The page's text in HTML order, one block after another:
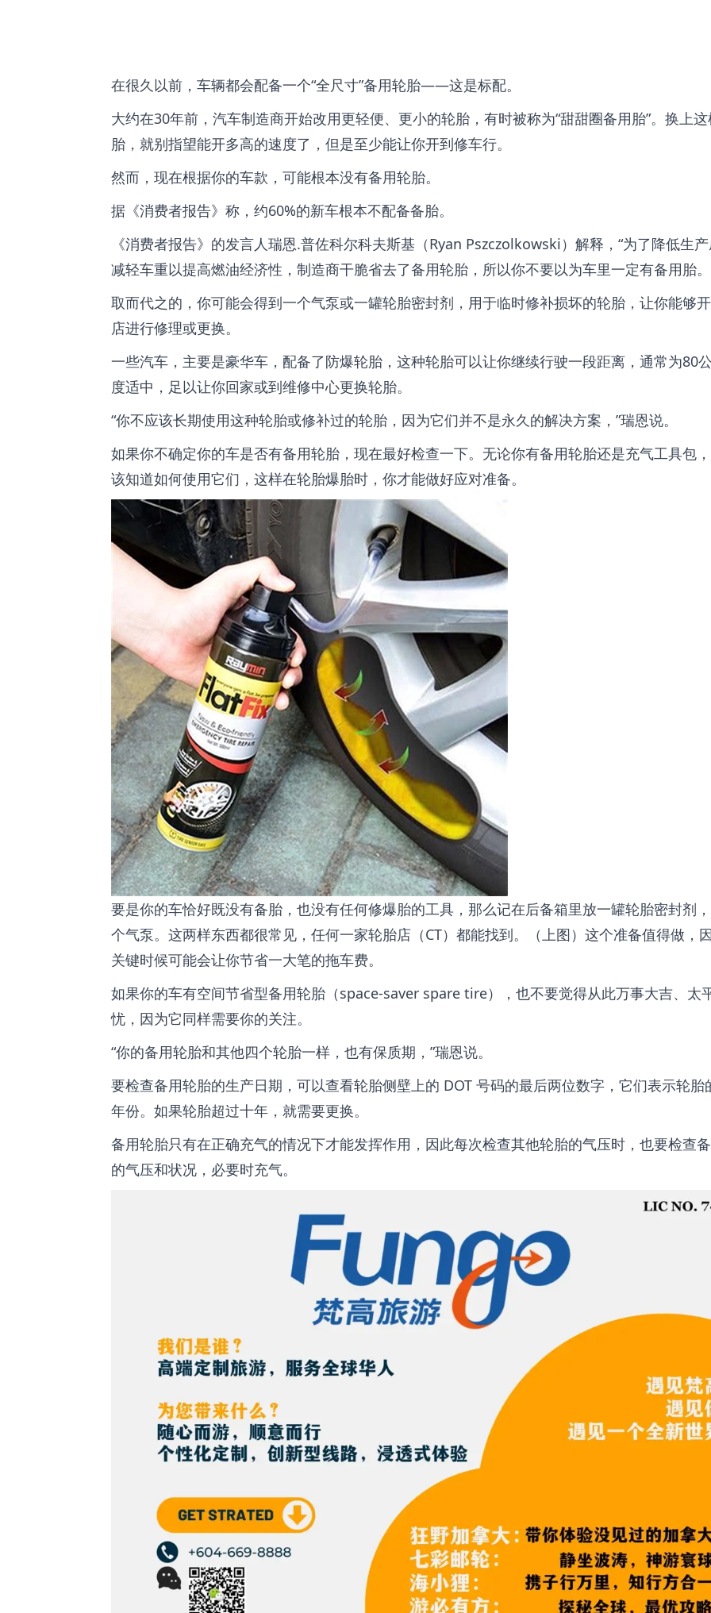
在很久以前，车辆都会配备一个“全尺寸”备用轮胎——这是标配。
大约在30年前，汽车制造商开始改用更轻便、更小的轮胎，有时被称为“甜甜圈备用胎”。换上
胎，就别指望能开多高的速度了，但是至少能让你开到修车行。
然而，现在根据你的车款，可能根本没有备用轮胎。
据《消费者报告》称，约60%的新车根本不配备备胎。
《消费者报告》的发言人瑞恩.普佐科尔科夫斯基（Ryan Pszczolkowski）解释，“为了降低生
减轻车重以提高燃油经济性，制造商干脆省去了备用轮胎，所以你不要以为车里一定有备用胎
取而代之的，你可能会得到一个气泵或一罐轮胎密封剂，用于临时修补损坏的轮胎，让你能够
店进行修理或更换。
一些汽车，主要是豪华车，配备了防爆轮胎，这种轮胎可以让你继续行驶一段距离，通常为80
度适中，足以让你回家或到维修中心更换轮胎。
“你不应该长期使用这种轮胎或修补过的轮胎，因为它们并不是永久的解决方案，”瑞恩说。
如果你不确定你的车是否有备用轮胎，现在最好检查一下。无论你有备用轮胎还是充气工具包
该知道如何使用它们，这样在轮胎爆胎时，你才能做好应对准备。
要是你的车恰好既没有备胎，也没有任何修爆胎的工具，那么记在后备箱里放一罐轮胎密封剂
个气泵。这两样东西都很常见，任何一家轮胎店（CT）都能找到。（上图）这个准备值得做，
关键时候可能会让你节省一大笔的拖车费。
如果你的车有空间节省型备用轮胎（space-saver spare tire），也不要觉得从此万事大吉、太
忧，因为它同样需要你的关注。
“你的备用轮胎和其他四个轮胎一样，也有保质期，”瑞恩说。
要检查备用轮胎的生产日期，可以查看轮胎侧壁上的 DOT 号码的最后两位数字，它们表示轮胎
年份。如果轮胎超过十年，就需要更换。
备用轮胎只有在正确充气的情况下才能发挥作用，因此每次检查其他轮胎的气压时，也要检查
的气压和状况，必要时充气。